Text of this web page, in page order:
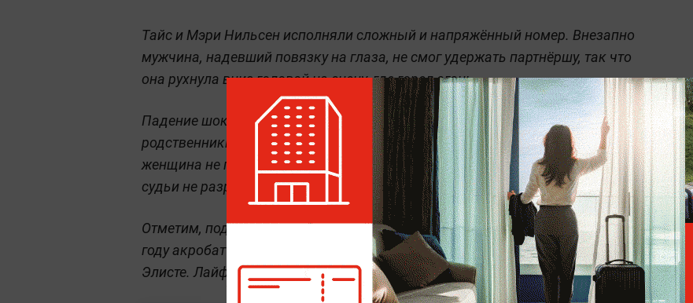
Тайс и Мэри Нильсен исполняли сложный и напряжённый номер. Внезапно
мужчина, надевший повязку на глаза, не смог удержать партнёршу, так что
она рухнула вниз головой на сцену, где горел огонь.
Падение шокировало членов жюри и зрителей. Кроме того, в зале были
родственники семьи Нильсен — их двухлетний сын и его бабушка. Впрочем,
женщина не пострадала и даже хотела повторить неудавшийся трюк, но
судьи не разрешили ей этого сделать.
Отметим, подобные случаи зачастую заканчиваются плачевно. Так, в этом
году акробат
во время выступления цирка Запашного в
Элисте. Лайф публиковалподборкутрагедий, произошедших с артистами.